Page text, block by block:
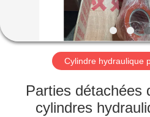
VIDÉOS
PROPOS
Cylindre hydraulique
Parties détachées
cylindres